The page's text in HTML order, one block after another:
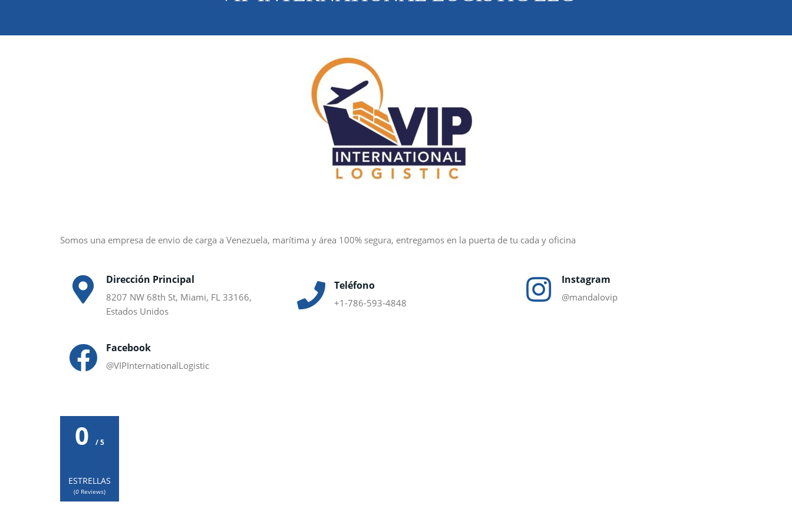
Somos una empresa de envio de carga a Venezuela, marítima y área 100% segura, entregamos en la puerta de tu cada y oficina
Dirección Principal
8207 NW 68th St, Miami, FL 33166,
Estados Unidos
Teléfono
+1-786-593-4848
Instagram
@mandalovip
Facebook
@VIPInternationalLogistic
0 / 5
ESTRELLAS
(0 Reviews)